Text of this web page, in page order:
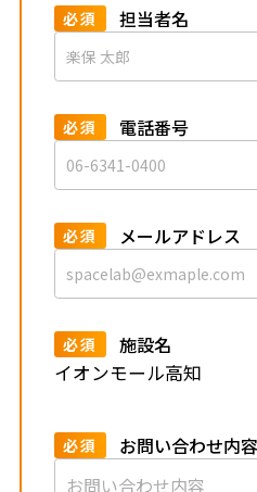
必須 担当者名
必須 電話番号
必須 メールアドレス
必須
施設名
イオンモール高知
必須 お問い合わせ内容